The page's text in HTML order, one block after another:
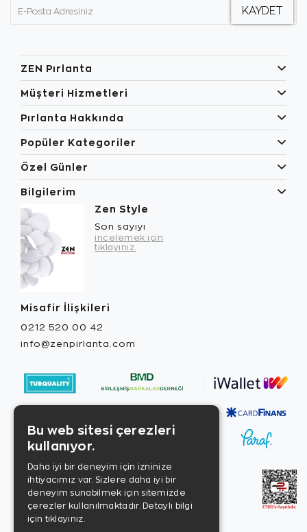
ZEN Pırlanta
Müşteri Hizmetleri
Pırlanta Hakkında
Popüler Kategoriler
Özel Günler
Bilgilerim
Zen Style
Son sayıyı
incelemek için
tıklayınız.
Misafir İlişkileri
0212 520 00 42
info@zenpirlanta.com
Bu web sitesi çerezleri
kullanıyor.
Daha iyi bir deneyim için izninize
ihtiyacımız var. Sizlere daha iyi bir
deneyim sunabilmek için sitemizde
çerezler kullanılmaktadır. Detaylı bilgi
için tıklayınız.